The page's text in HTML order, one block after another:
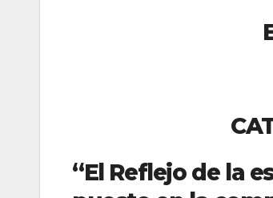
Eugenia
Acrílico
“El Reflejo de la